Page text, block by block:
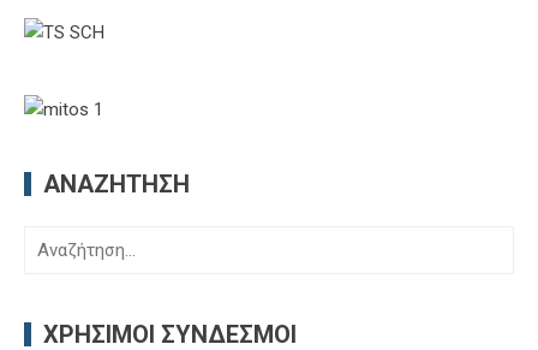
ΑΝΑΖΉΤΗΣΗ
Αναζήτηση
ΧΡΉΣΙΜΟΙ ΣΎΝΔΕΣΜΟΙ